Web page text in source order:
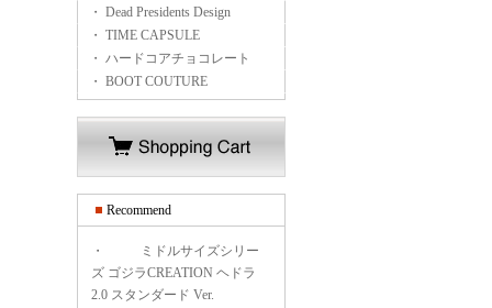
・ Dead Presidents Design
・ TIME CAPSULE
・ ハードコアチョコレート
・ BOOT COUTURE
Recommend
・
ミドルサイズシリー
ズ ゴジラCREATION ヘドラ
2.0 スタンダード Ver.